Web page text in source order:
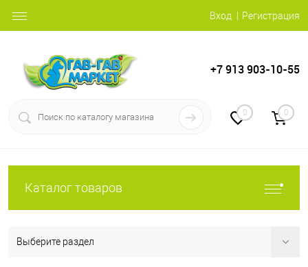
Вход Регистрация
+7 913 903-10-55
0 0
Каталог товаров
Выберите раздел